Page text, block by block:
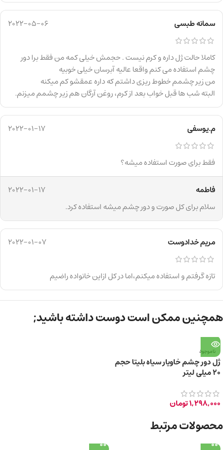
سمانه طبسی 2022-05-06
کاملا حالت ژل داره و کرم نیست . حجمش خیلی کمه من فقط برا دور
چشم استفاده می کنم واقعا عالیه آبرسان خیلی خوبیه
من زیر چشمم خطوط ریزی داشتم که داره عمقشو کم میکنه
البته شب ها قبل خواب بعد از کرم، روغن آرگان هم زیر چشمم میزنم.
م.یوسفی 2022-01-17
فقط برای صورت استفاده میشه؟
فاطمه
2022-01-17
سلام برای کل صورت و دور چشم میشه استفاده کرد.
مریم خدادوست 2022-01-07
تازه گرفتم و استفاده میکنم،اما در کل ازاین خانواده راضیم
همچنین ممکن است دوست داشته باشید;
ناموجود
ژل دور چشم خاویار سیاه بلیتا حجم
۲۰ میلی لیتر
1,298,000تومان
محصولات مرتبط